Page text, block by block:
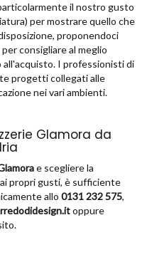
il nostro gusto
per mostrare quello che
proponendoci
consigliare al meglio
I professionisti di
progetti collegati alle
nei vari ambienti.
Glamora da
e scegliere la
propri gusti, è sufficiente
allo 0131 232 575,
oppure